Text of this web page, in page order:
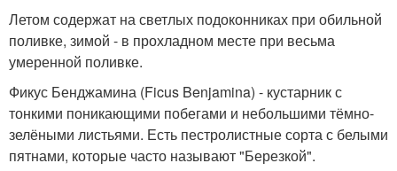
Летом содержат на светлых подоконниках при обильной
поливке, зимой - в прохладном месте при весьма
умеренной поливке.
Фикус Бенджамина (Ficus Benjamina) - кустарник с
тонкими поникающими побегами и небольшими тёмно-
зелёными листьями. Есть пестролистные сорта с белыми
пятнами, которые часто называют "Березкой".